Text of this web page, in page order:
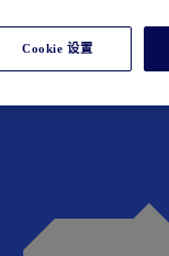
Cookie 设置